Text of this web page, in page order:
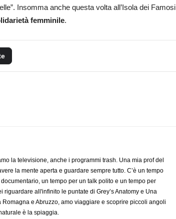
Insomma anche questa volta all’Isola dei Famosi
femminile.
la televisione, anche i programmi trash. Una mia prof del
la mente aperta e guardare sempre tutto. C’è un tempo
un tempo per un talk polito e un tempo per
all'infinito le puntate di Grey’s Anatomy e Una
e Abruzzo, amo viaggiare e scoprire piccoli angoli
è la spiaggia.